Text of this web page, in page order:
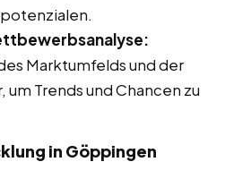
Marktumfelds und der
Trends und Chancen zu
in Göppingen